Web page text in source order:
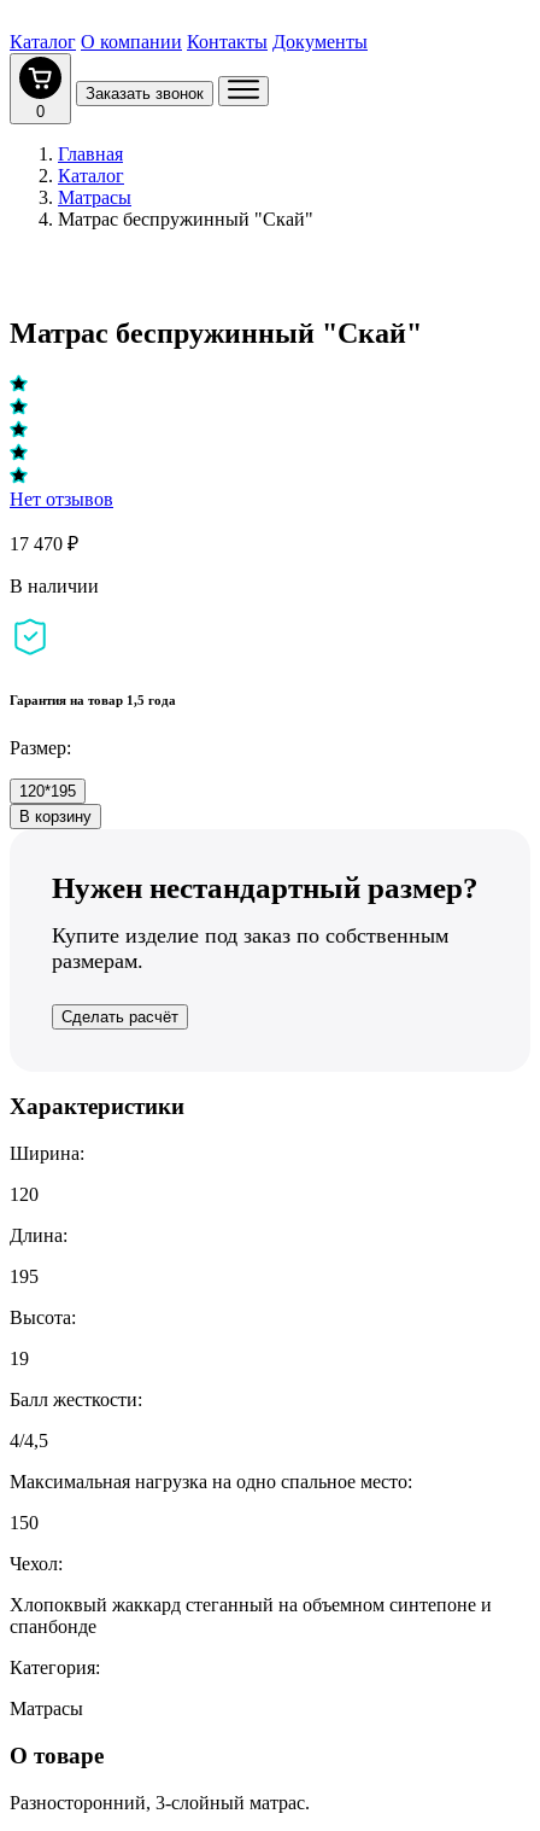
Каталог О компании Контакты Документы
0
Заказать звонок
Главная
Каталог
Матрасы
Матрас беспружинный "Скай"
Матрас беспружинный "Скай"
Нет отзывов
17 470 ₽
В наличии
Гарантия на товар 1,5 года
Размер:
120*195
В корзину
Нужен нестандартный размер?
Купите изделие под заказ по собственным
размерам.
Сделать расчёт
Характеристики
Ширина:
120
Длина:
195
Высота:
19
Балл жесткости:
4/4,5
Максимальная нагрузка на одно спальное место:
150
Чехол:
Хлопоквый жаккард стеганный на объемном синтепоне и
спанбонде
Категория:
Матрасы
О товаре
Разносторонний, 3-слойный матрас.